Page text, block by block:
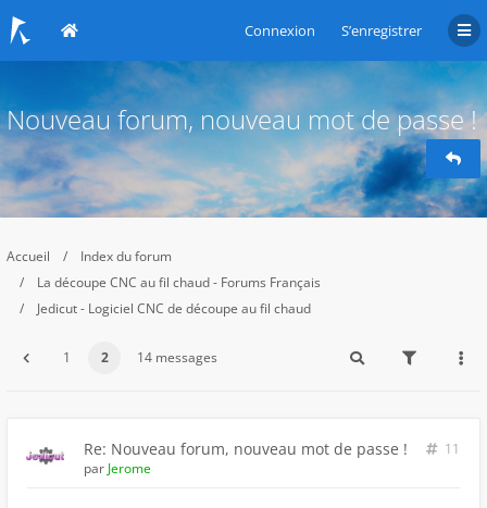
Connexion S’enregistrer
Nouveau forum, nouveau mot de passe !
Accueil
Index du forum
La découpe CNC au fil chaud - Forums Français
Jedicut - Logiciel CNC de découpe au fil chaud
1 2 14 messages
Re: Nouveau forum, nouveau mot de passe !
11
par Jerome